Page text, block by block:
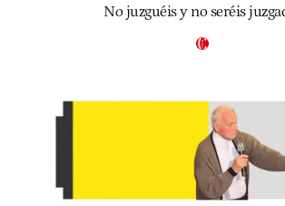
No juzguéis y no seréis